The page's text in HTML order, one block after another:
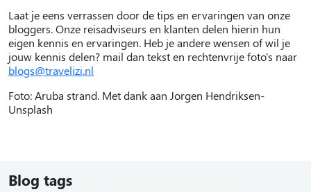
Laat je eens verrassen door de tips en ervaringen van onze
bloggers. Onze reisadviseurs en klanten delen hierin hun
eigen kennis en ervaringen. Heb je andere wensen of wil je
jouw kennis delen? mail dan tekst en rechtenvrije foto's naar
blogs@travelizi.nl
Foto: Aruba strand. Met dank aan Jorgen Hendriksen-
Unsplash
Blog tags